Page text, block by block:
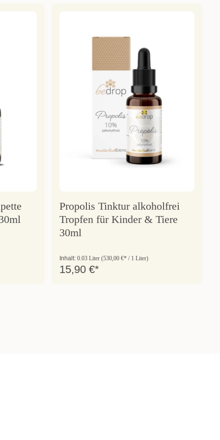
Propolis Tinktur alkoholfrei
Tropfen für Kinder & Tiere
30ml
Inhalt: 0.03 Liter (530,00 €* / 1 Liter)
15,90 €*